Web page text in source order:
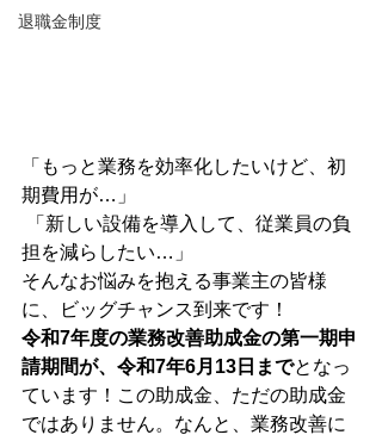
退職金制度
「もっと業務を効率化したいけど、初
期費用が…」
「新しい設備を導入して、従業員の負
担を減らしたい…」
そんなお悩みを抱える事業主の皆様
に、ビッグチャンス到来です！
令和7年度の業務改善助成金の第一期申
請期間が、令和7年6月13日までとなっ
ています！この助成金、ただの助成金
ではありません。なんと、業務改善に